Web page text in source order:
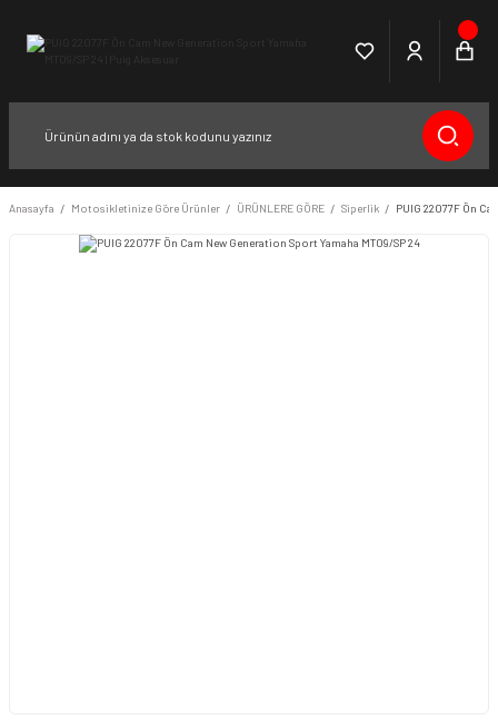
Anasayfa Motosikletinize Göre Ürünler ÜRÜNLERE GÖRE Siperlik PUIG 22077F Ön